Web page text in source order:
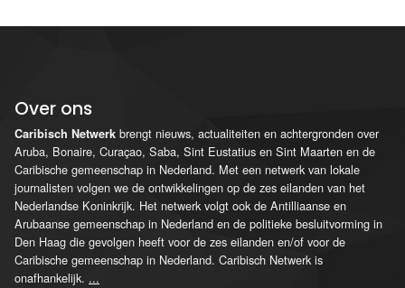
Over ons
Caribisch Netwerk brengt nieuws, actualiteiten en achtergronden over
Aruba, Bonaire, Curaçao, Saba, Sint Eustatius en Sint Maarten en de
Caribische gemeenschap in Nederland. Met een netwerk van lokale
journalisten volgen we de ontwikkelingen op de zes eilanden van het
Nederlandse Koninkrijk. Het netwerk volgt ook de Antilliaanse en
Arubaanse gemeenschap in Nederland en de politieke besluitvorming in
Den Haag die gevolgen heeft voor de zes eilanden en/of voor de
Caribische gemeenschap in Nederland. Caribisch Netwerk is
onafhankelijk. ...